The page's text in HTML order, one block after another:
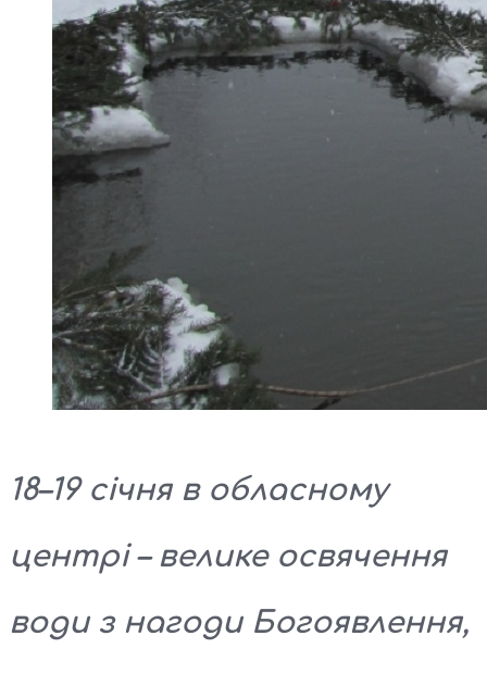
18–19 січня в обласному
центрі – велике освячення
води з нагоди Богоявлення,